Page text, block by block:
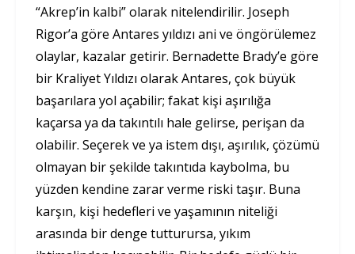
“Akrep’in kalbi” olarak nitelendirilir. Joseph
Rigor’a göre Antares yıldızı ani ve öngörülemez
olaylar, kazalar getirir. Bernadette Brady’e göre
bir Kraliyet Yıldızı olarak Antares, çok büyük
başarılara yol açabilir; fakat kişi aşırılığa
kaçarsa ya da takıntılı hale gelirse, perişan da
olabilir. Seçerek ve ya istem dışı, aşırılık, çözümü
olmayan bir şekilde takıntıda kaybolma, bu
yüzden kendine zarar verme riski taşır. Buna
karşın, kişi hedefleri ve yaşamının niteliği
arasında bir denge tutturursa, yıkım